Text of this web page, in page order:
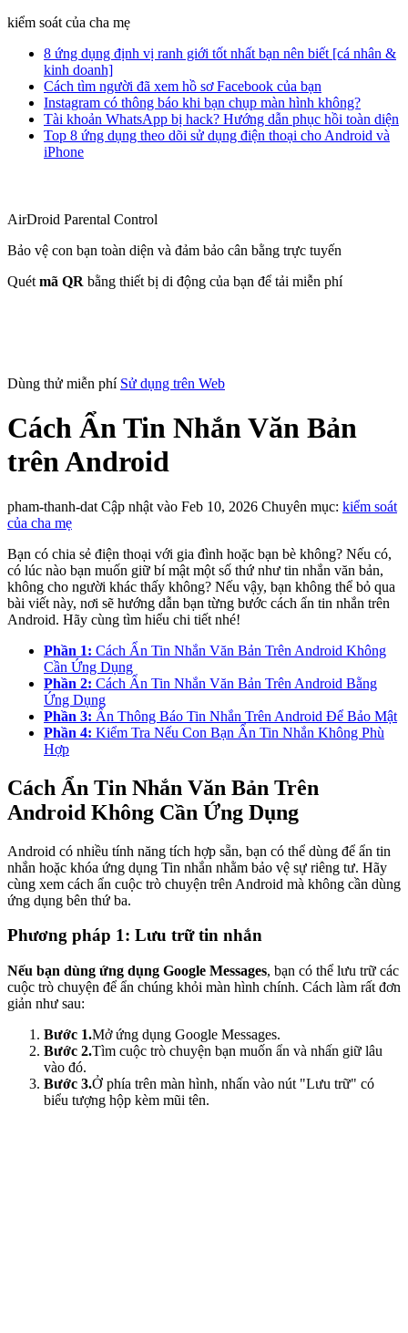
kiểm soát của cha mẹ
8 ứng dụng định vị ranh giới tốt nhất bạn nên biết [cá nhân &
kinh doanh]
Cách tìm người đã xem hồ sơ Facebook của bạn
Instagram có thông báo khi bạn chụp màn hình không?
Tài khoản WhatsApp bị hack? Hướng dẫn phục hồi toàn diện
Top 8 ứng dụng theo dõi sử dụng điện thoại cho Android và
iPhone
AirDroid Parental Control
Bảo vệ con bạn toàn diện và đảm bảo cân bằng trực tuyến
Quét mã QR bằng thiết bị di động của bạn để tải miễn phí
Dùng thử miễn phí Sử dụng trên Web
Cách Ẩn Tin Nhắn Văn Bản
trên Android
pham-thanh-dat Cập nhật vào Feb 10, 2026 Chuyên mục: kiểm soát
của cha mẹ
Bạn có chia sẻ điện thoại với gia đình hoặc bạn bè không? Nếu có,
có lúc nào bạn muốn giữ bí mật một số thứ như tin nhắn văn bản,
không cho người khác thấy không? Nếu vậy, bạn không thể bỏ qua
bài viết này, nơi sẽ hướng dẫn bạn từng bước cách ẩn tin nhắn trên
Android. Hãy cùng tìm hiểu chi tiết nhé!
Phần 1: Cách Ẩn Tin Nhắn Văn Bản Trên Android Không
Cần Ứng Dụng
Phần 2: Cách Ẩn Tin Nhắn Văn Bản Trên Android Bằng
Ứng Dụng
Phần 3: Ẩn Thông Báo Tin Nhắn Trên Android Để Bảo Mật
Phần 4: Kiểm Tra Nếu Con Bạn Ẩn Tin Nhắn Không Phù
Hợp
Cách Ẩn Tin Nhắn Văn Bản Trên
Android Không Cần Ứng Dụng
Android có nhiều tính năng tích hợp sẵn, bạn có thể dùng để ẩn tin
nhắn hoặc khóa ứng dụng Tin nhắn nhằm bảo vệ sự riêng tư. Hãy
cùng xem cách ẩn cuộc trò chuyện trên Android mà không cần dùng
ứng dụng bên thứ ba.
Phương pháp 1: Lưu trữ tin nhắn
Nếu bạn dùng ứng dụng Google Messages, bạn có thể lưu trữ các
cuộc trò chuyện để ẩn chúng khỏi màn hình chính. Cách làm rất đơn
giản như sau:
Bước 1.Mở ứng dụng Google Messages.
Bước 2.Tìm cuộc trò chuyện bạn muốn ẩn và nhấn giữ lâu
vào đó.
Bước 3.Ở phía trên màn hình, nhấn vào nút "Lưu trữ" có
biểu tượng hộp kèm mũi tên.